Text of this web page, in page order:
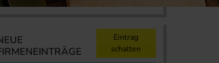
Eintrag
schalten